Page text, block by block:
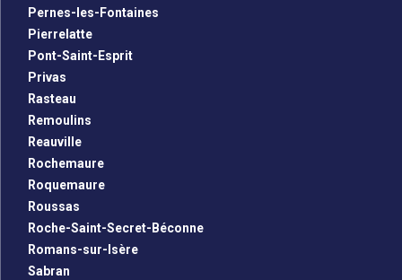
Pernes-les-Fontaines
Pierrelatte
Pont-Saint-Esprit
Privas
Rasteau
Remoulins
Reauville
Rochemaure
Roquemaure
Roussas
Roche-Saint-Secret-Béconne
Romans-sur-Isère
Sabran